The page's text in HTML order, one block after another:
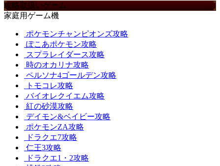
攻略取扱いゲーム
家庭用ゲーム機
ポケモンチャンピオンズ攻略
ぽこあポケモン攻略
スプラレイダース攻略
時のオカリナ攻略
ペルソナ4ゴールデン攻略
トモコレ攻略
バイオレクイエム攻略
紅の砂漠攻略
デイモン&ベイビー攻略
ポケモンZA攻略
ドラクエ7攻略
仁王3攻略
ドラクエ1・2攻略